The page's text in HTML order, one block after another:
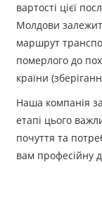
вартості цієї
Молдови
маршрут
померлого до
країни
Наша компанія
етапі цього
почуття та
вам професійну